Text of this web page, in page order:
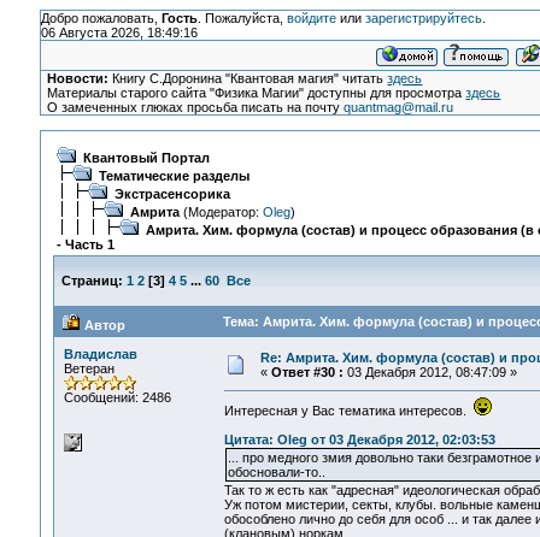
Добро пожаловать, Гость. Пожалуйста, войдитеили зарегистрируйтесь.
06 Августа 2026, 18:49:16
Новости: Книгу С.Доронина "Квантовая магия" читатьздесь
Материалы старого сайта "Физика Магии" доступны для просмотраздесь
О замеченных глюках просьба писать на почтуquantmag@mail.ru
Квантовый Портал
Тематические разделы
Экстрасенсорика
Амрита(Модератор: Oleg)
Амрита. Хим. формула (состав) и процесс образования (в
- Часть 1
Страниц: 1 2[3] 4 5 ... 60 Все
Автор Тема: Амрита. Хим. формула (состав) и
Владислав
Ветеран
Сообщений: 2486
Re: Амрита. Хим. формула (состав) и
« Ответ #30 : 03 Декабря 2012, 08:47:09 »
Интересная у Вас тематика интересов.
Цитата: Oleg от 03 Декабря 2012, 02:03:53
... про медного змия довольно таки
обосновали-то..
Так то ж есть как "адресная" идеологическая
Уж потом мистерии, секты, клубы. вольные
обособлено лично до себя для особ ... и так
(клановым) норкам ...